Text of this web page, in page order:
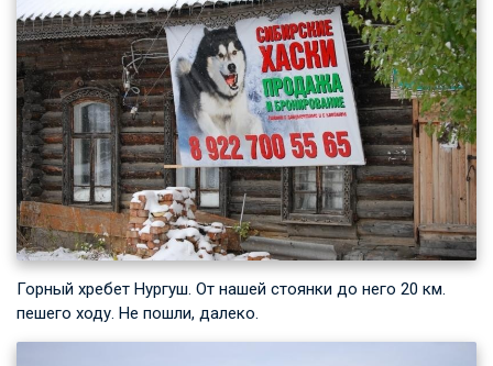
Горный хребет Нургуш. От нашей стоянки до него 20 км.
пешего ходу. Не пошли, далеко.